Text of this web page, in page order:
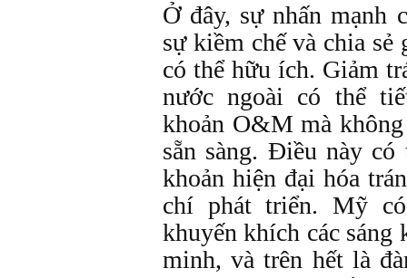
Ở đây, sự nhấn mạnh
sự kiềm chế và chia sẻ
có thể hữu ích. Giảm
nước ngoài có thể
khoản O&M mà
sẵn sàng. Điều này có
khoản hiện đại hóa
chí phát triển. Mỹ
khuyến khích các sáng
minh, và trên hết là